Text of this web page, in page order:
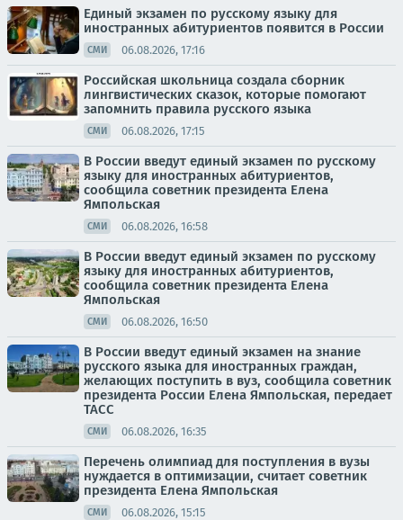
Единый экзамен по русскому языку для
иностранных абитуриентов появится в России
СМИ 06.08.2026, 17:16
Российская школьница создала сборник
лингвистических сказок, которые помогают
запомнить правила русского языка
СМИ 06.08.2026, 17:15
В России введут единый экзамен по русскому
языку для иностранных абитуриентов,
сообщила советник президента Елена
Ямпольская
СМИ 06.08.2026, 16:58
В России введут единый экзамен по русскому
языку для иностранных абитуриентов,
сообщила советник президента Елена
Ямпольская
СМИ 06.08.2026, 16:50
В России введут единый экзамен на знание
русского языка для иностранных граждан,
желающих поступить в вуз, сообщила советник
президента России Елена Ямпольская, передает
ТАСС
СМИ 06.08.2026, 16:35
Перечень олимпиад для поступления в вузы
нуждается в оптимизации, считает советник
президента Елена Ямпольская
СМИ 06.08.2026, 15:15